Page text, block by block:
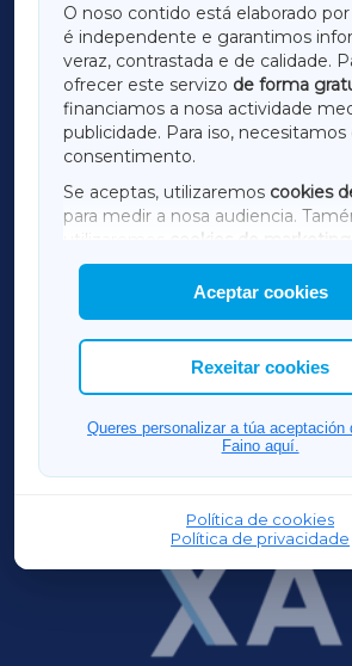
O noso contido está elaborado
é independente e garantimos
veraz, contrastada e de calidade.
ofrecer este servizo de forma
financiamos a nosa actividade
publicidade. Para iso, necesitamos
consentimento.
Se aceptas, utilizaremos cookies
para medir a nosa audiencia.
utilizaremos
cookies de marketing
mostrar publicidade de terceiros.
Así mesmo, podes personalizar a
cookies que desexas permitir.
Aceptar cookies
Rexeitar cookies
Queres personalizar a túa aceptación
Faino aquí.
Política de cookies
Política de privacidade
LUGOXA
TERRACHAXA
AMARIÑAXA
RIBEIRASACRAXA
ACORUÑAXA
FERROLXA
OURENSEXA